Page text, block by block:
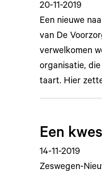
20-11-2019
Een nieuwe
van De
verwelkomen
organisatie,
taart. Hier
Een
14-11-2019
Zeswegen-